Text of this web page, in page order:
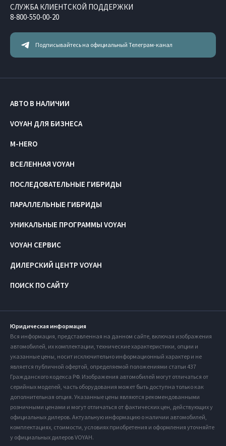
Подписывайтесь на официальный Телеграм-канал
СЛУЖБА КЛИЕНТСКОЙ ПОДДЕРЖКИ
8-800-550-00-20
АВТО В НАЛИЧИИ
VOYAH ДЛЯ БИЗНЕСА
M-HERO
ПОИСК ПО САЙТУ
ВСЕЛЕННАЯ VOYAH
ПОСЛЕДОВАТЕЛЬНЫЕ ГИБРИДЫ
ПАРАЛЛЕЛЬНЫЕ ГИБРИДЫ
УНИКАЛЬНЫЕ ПРОГРАММЫ VOYAH
VOYAH СЕРВИС
ДИЛЕРСКИЙ ЦЕНТР VOYAH
Юридическая информация
Вся информация, представленная на данном сайте, включая изображения
автомобилей, их комплектации, технические характеристики, опции и
указанные цены, носит исключительно информационный характер и не
является публичной офертой, определяемой положениями статьи 437
Гражданского кодекса РФ. Изображения автомобилей могут отличаться от
серийных моделей, часть оборудования может быть доступна только как
дополнительная опция. Указанные цены являются рекомендованными
розничными ценами и могут отличаться от фактических цен, действующих у
официальных дилеров. Актуальную информацию о наличии автомобилей,
комплектациях, стоимости, условиях приобретения и оформления уточняйте
у официальных дилеров VOYAH.